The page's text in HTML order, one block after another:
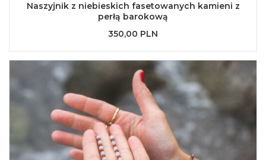
Naszyjnik z niebieskich fasetowanych kamieni z
perłą barokową
350,00 PLN